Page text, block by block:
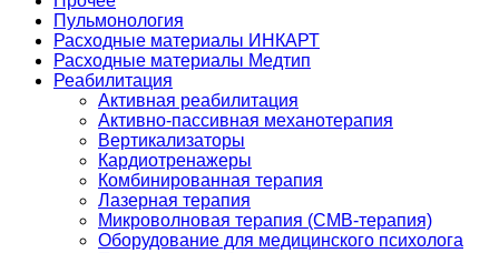
Пульмонология
Расходные материалы ИНКАРТ
Расходные материалы Медтип
Реабилитация
Активная реабилитация
Активно-пассивная механотерапия
Вертикализаторы
Кардиотренажеры
Комбинированная терапия
Лазерная терапия
Микроволновая терапия (СМВ-терапия)
Оборудование для медицинского психолога